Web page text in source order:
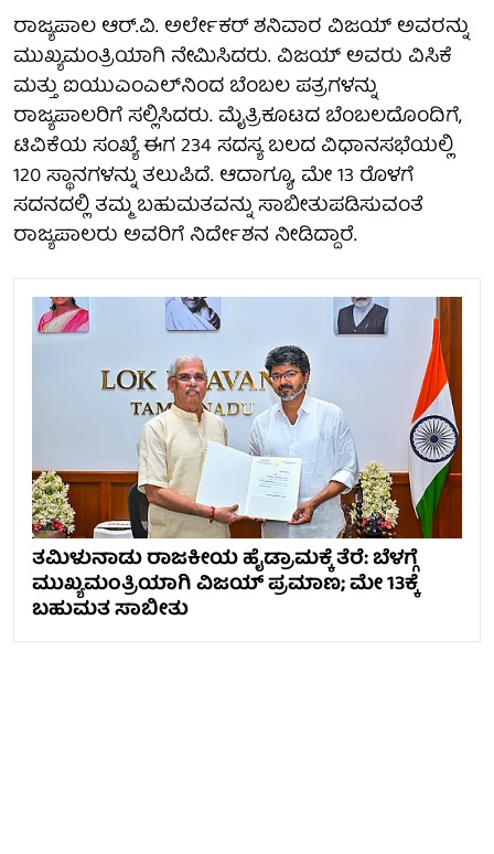
ರಾಜ್ಯಪಾಲ ಆರ್.ವಿ. ಅರ್ಲೇಕರ್ ಶನಿವಾರ ವಿಜಯ್ ಅವರನ್ನು
ಮುಖ್ಯಮಂತ್ರಿಯಾಗಿ ನೇಮಿಸಿದರು. ವಿಜಯ್ ಅವರು ವಿಸಿಕೆ
ಮತ್ತು ಐಯುಎಂಎಲ್‌ನಿಂದ ಬೆಂಬಲ ಪತ್ರಗಳನ್ನು
ರಾಜ್ಯಪಾಲರಿಗೆ ಸಲ್ಲಿಸಿದರು. ಮೈತ್ರಿಕೂಟದ ಬೆಂಬಲದೊಂದಿಗೆ,
ಟಿವಿಕೆಯ ಸಂಖ್ಯೆ ಈಗ 234 ಸದಸ್ಯ ಬಲದ ವಿಧಾನಸಭೆಯಲ್ಲಿ
120 ಸ್ಥಾನಗಳನ್ನು ತಲುಪಿದೆ. ಆದಾಗ್ಯೂ, ಮೇ 13 ರೊಳಗೆ
ಸದನದಲ್ಲಿ ತಮ್ಮ ಬಹುಮತವನ್ನು ಸಾಬೀತುಪಡಿಸುವಂತೆ
ರಾಜ್ಯಪಾಲರು ಅವರಿಗೆ ನಿರ್ದೇಶನ ನೀಡಿದ್ದಾರೆ.
ತಮಿಳುನಾಡು ರಾಜಕೀಯ ಹೈಡ್ರಾಮಕ್ಕೆ ತೆರೆ: ಬೆಳಗ್ಗೆ
ಮುಖ್ಯಮಂತ್ರಿಯಾಗಿ ವಿಜಯ್ ಪ್ರಮಾಣ; ಮೇ 13ಕ್ಕೆ
ಬಹುಮತ ಸಾಬೀತು